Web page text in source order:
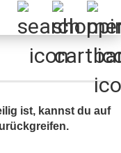
ist, kannst du auf